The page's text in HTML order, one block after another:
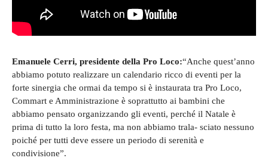
Emanuele Cerri, presidente della Pro Loco:“Anche quest’anno
abbiamo potuto realizzare un calendario ricco di eventi per la
forte sinergia che ormai da tempo si è instaurata tra Pro Loco,
Commart e Amministrazione è soprattutto ai bambini che
abbiamo pensato organizzando gli eventi, perché il Natale è
prima di tutto la loro festa, ma non abbiamo trala- sciato nessuno
poiché per tutti deve essere un periodo di serenità e
condivisione”.